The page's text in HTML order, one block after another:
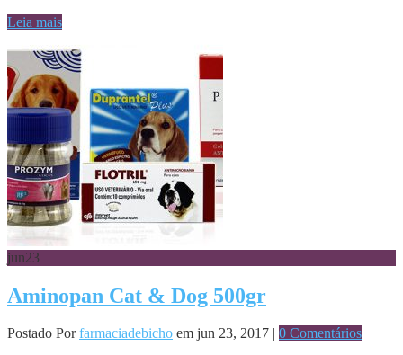
Leia mais
jun23
Aminopan Cat & Dog 500gr
Postado Porfarmaciadebicho em jun 23, 2017 | 0 Comentários